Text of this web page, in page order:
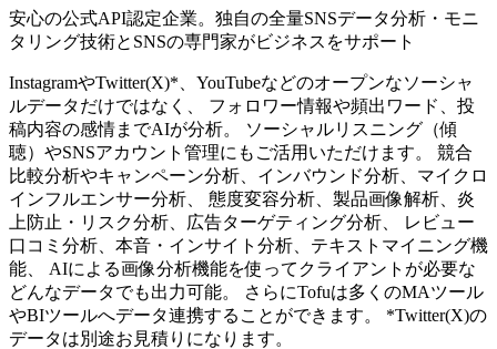
安心の公式API認定企業。独自の全量SNSデータ分析・モニ
タリング技術とSNSの専門家がビジネスをサポート
InstagramやTwitter(X)*、YouTubeなどのオープンなソーシャ
ルデータだけではなく、 フォロワー情報や頻出ワード、投
稿内容の感情までAIが分析。 ソーシャルリスニング（傾
聴）やSNSアカウント管理にもご活用いただけます。 競合
比較分析やキャンペーン分析、インバウンド分析、マイクロ
インフルエンサー分析、 態度変容分析、製品画像解析、炎
上防止・リスク分析、広告ターゲティング分析、 レビュー
口コミ分析、本音・インサイト分析、テキストマイニング機
能、 AIによる画像分析機能を使ってクライアントが必要な
どんなデータでも出力可能。 さらにTofuは多くのMAツール
やBIツールへデータ連携することができます。 *Twitter(X)の
データは別途お見積りになります。